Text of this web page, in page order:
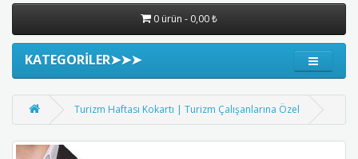
0 ürün - 0,00 ₺
KATEGORİLER➤➤➤
Turizm Haftası Kokartı | Turizm Çalışanlarına Özel